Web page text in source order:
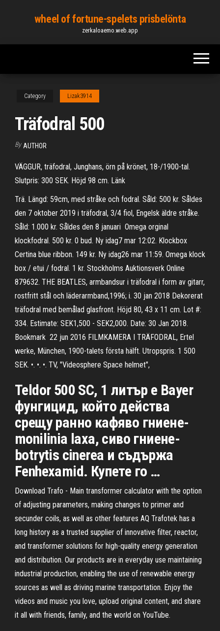
content
wheel of fortune-spelets prisbelönta
zerkaloaemo.web.app
Category Lizak3914
Träfodral 500
By AUTHOR
VÄGGUR, träfodral, Junghans, örn på krönet, 18-/1900-tal.
Slutpris: 300 SEK. Höjd 98 cm. Länk
Trä. Längd: 59cm, med stråke och fodral. Såld: 500 kr. Såldes
den 7 oktober 2019 i träfodral, 3/4 fiol, Engelsk äldre stråke.
Såld: 1.000 kr. Såldes den 8 januari Omega orginal
klockfodral. 500 kr. 0 bud. Ny idag7 mar 12:02. Klockbox
Certina blue ribbon. 149 kr. Ny idag26 mar 11:59. Omega klock
box / etui / fodral. 1 kr. Stockholms Auktionsverk Online
879632. THE BEATLES, armbandsur i träfodral i form av gitarr,
rostfritt stål och läderarmband,1996; i. 30 jan 2018 Dekorerat
träfodral med bemålad glasfront. Höjd 80, 43 x 11 cm. Lot #:
334. Estimate: SEK1,500 - SEK2,000. Date: 30 Jan 2018.
Bookmark 22 jun 2016 FILMKAMERA I TRÄFODRAL, Ertel
werke, München, 1900-talets första hälft. Utropspris. 1 500
SEK. •. •. •. TV, "Videosphere Space helmet",
Teldor 500 SC, 1 литър е Bayer
фунгицид, който действа
срещу ранно кафяво гниене-
monilinia laxa, сиво гниене-
botrytis cinerea и съдържа
Fenhexamid. Купете го …
Download Trafo - Main transformer calculator with the option
of adjusting parameters, making changes to primer and
secunder coils, as well as other features AQ Trafotek has a
long history as a trusted supplier of innovative filter, reactor,
and transformer solutions for high-quality energy generation
and distribution. Our products are in everyday use maintaining
industrial production, enabling the use of renewable energy
sources as well as driving marine transportation. Enjoy the
videos and music you love, upload original content, and share
it all with friends, family, and the world on YouTube.